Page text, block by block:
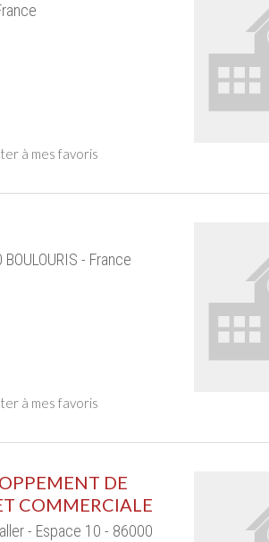
à mes favoris
- France
à mes favoris
DE
COMMERCIALE
- Espace 10 - 86000